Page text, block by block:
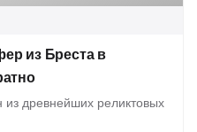
из Бреста в
древнейших реликтовых